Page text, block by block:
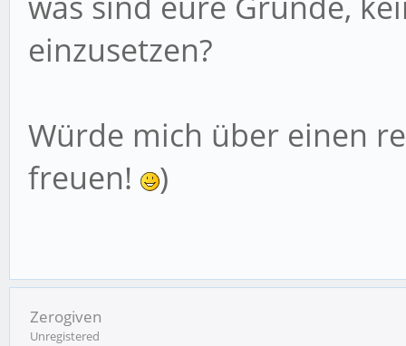
einzusetzen?
Würde mich über einen
freuen!
)
Zerogiven
Unregistered